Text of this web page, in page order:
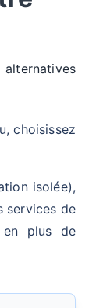
choisissez
isolée),
services de
en plus de